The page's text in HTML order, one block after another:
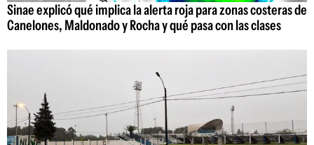
Sinae explicó qué implica la alerta roja para zonas costeras de
Canelones, Maldonado y Rocha y qué pasa con las clases